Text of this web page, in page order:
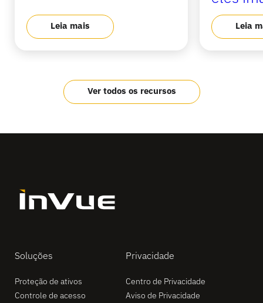
Leia mais Leia
Ver todos os recursos
Soluções
Proteção de ativos
Controle de acesso
Privacidade
Centro de Privacidade
Aviso de Privacidade